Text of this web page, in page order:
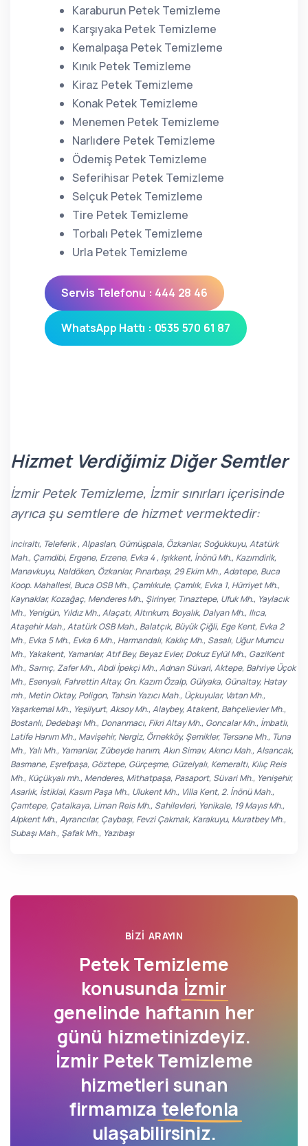
Karaburun Petek Temizleme
Karşıyaka Petek Temizleme
Kemalpaşa Petek Temizleme
Kınık Petek Temizleme
Kiraz Petek Temizleme
Konak Petek Temizleme
Menemen Petek Temizleme
Narlıdere Petek Temizleme
Ödemiş Petek Temizleme
Seferihisar Petek Temizleme
Selçuk Petek Temizleme
Tire Petek Temizleme
Torbalı Petek Temizleme
Urla Petek Temizleme
Servis Telefonu : 444 28 46
WhatsApp Hattı : 0535 570 61 87
Hizmet Verdiğimiz Diğer Semtler
İzmir Petek Temizleme, İzmir sınırları içerisinde
ayrıca şu semtlere de hizmet vermektedir:
inciraltı, Teleferik , Alpaslan, Gümüşpala, Özkanlar, Soğukkuyu, Atatürk
Mah., Çamdibi, Ergene, Erzene, Evka 4 , Işıkkent, İnönü Mh., Kazımdirik,
Manavkuyu, Naldöken, Özkanlar, Pınarbaşı, 29 Ekim Mh., Adatepe, Buca
Koop. Mahallesi, Buca OSB Mh., Çamlıkule, Çamlık, Evka 1, Hürriyet Mh.,
Kaynaklar, Kozağaç, Menderes Mh., Şirinyer, Tınaztepe, Ufuk Mh., Yaylacık
Mh., Yenigün, Yıldız Mh., Alaçatı, Altınkum, Boyalık, Dalyan Mh., Ilıca,
Ataşehir Mah., Atatürk OSB Mah., Balatçık, Büyük Çiğli, Ege Kent, Evka 2
Mh., Evka 5 Mh., Evka 6 Mh., Harmandalı, Kaklıç Mh., Sasalı, Uğur Mumcu
Mh., Yakakent, Yamanlar, Atıf Bey, Beyaz Evler, Dokuz Eylül Mh., GaziKent
Mh., Sarnıç, Zafer Mh., Abdi İpekçi Mh., Adnan Süvari, Aktepe, Bahriye Üçok
Mh., Esenyalı, Fahrettin Altay, Gn. Kazım Özalp, Gülyaka, Günaltay, Hatay
mh., Metin Oktay, Poligon, Tahsin Yazıcı Mah., Üçkuyular, Vatan Mh.,
Yaşarkemal Mh., Yeşilyurt, Aksoy Mh., Alaybey, Atakent, Bahçelievler Mh.,
Bostanlı, Dedebaşı Mh., Donanmacı, Fikri Altay Mh., Goncalar Mh., İmbatlı,
Latife Hanım Mh., Mavişehir, Nergiz, Örnekköy, Şemikler, Tersane Mh., Tuna
Mh., Yalı Mh., Yamanlar, Zübeyde hanım, Akın Simav, Akıncı Mah., Alsancak,
Basmane, Eşrefpaşa, Göztepe, Gürçeşme, Güzelyalı, Kemeraltı, Kılıç Reis
Mh., Küçükyalı mh., Menderes, Mithatpaşa, Pasaport, Süvari Mh., Yenişehir,
Asarlık, İstiklal, Kasım Paşa Mh., Ulukent Mh., Villa Kent, 2. İnönü Mah.,
Çamtepe, Çatalkaya, Liman Reis Mh., Sahilevleri, Yenikale, 19 Mayıs Mh.,
Alpkent Mh., Ayrancılar, Çaybaşı, Fevzi Çakmak, Karakuyu, Muratbey Mh.,
Subaşı Mah., Şafak Mh., Yazıbaşı
BIZI ARAYIN
Petek Temizleme
konusunda İzmir
genelinde haftanın her
günü hizmetinizdeyiz.
İzmir Petek Temizleme
hizmetleri sunan
firmamıza telefonla
ulaşabilirsiniz.